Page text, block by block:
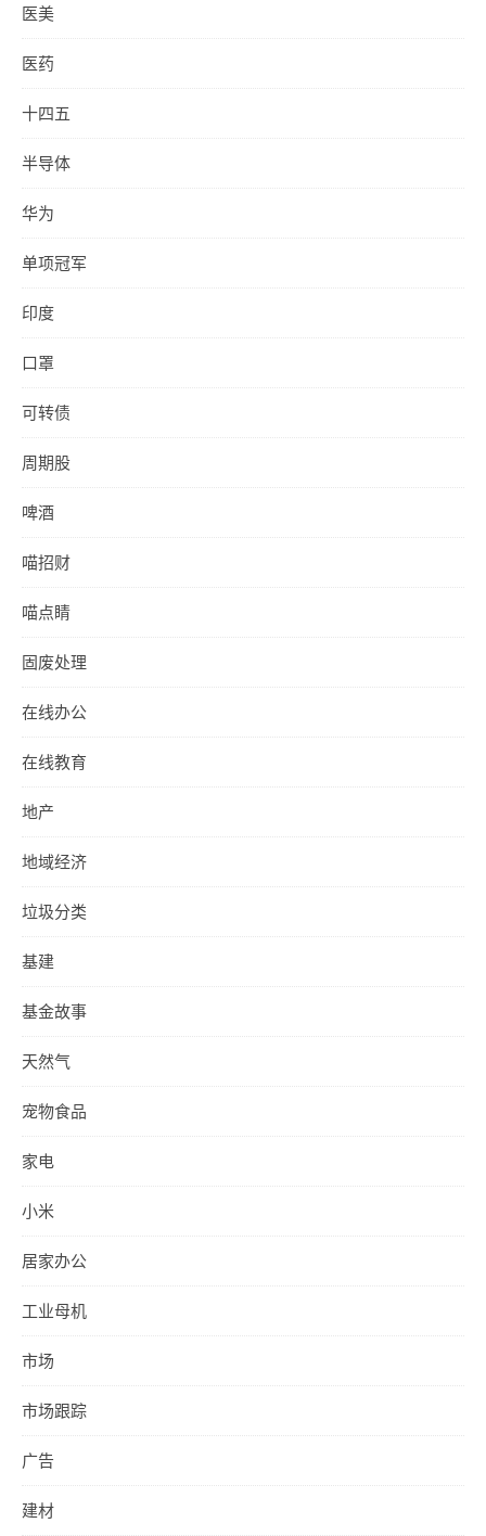
医美
医药
十四五
半导体
华为
单项冠军
印度
口罩
可转债
周期股
啤酒
喵招财
喵点睛
固废处理
在线办公
在线教育
地产
地域经济
垃圾分类
基建
基金故事
天然气
宠物食品
家电
小米
居家办公
工业母机
市场
市场跟踪
广告
建材